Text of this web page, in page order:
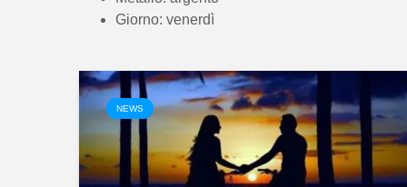
Giorno: venerdì
NEWS